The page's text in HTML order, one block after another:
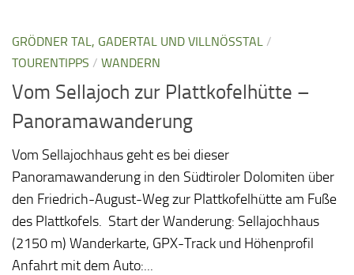
GRÖDNER TAL, GADERTAL UND VILLNÖSSTAL
/
TOURENTIPPS / WANDERN
Vom Sellajoch zur Plattkofelhütte –
Panoramawanderung
Vom Sellajochhaus geht es bei dieser
Panoramawanderung in den Südtiroler Dolomiten über
den Friedrich-August-Weg zur Plattkofelhütte am Fuße
des Plattkofels. Start der Wanderung: Sellajochhaus
(2150 m) Wanderkarte, GPX-Track und Höhenprofil
Anfahrt mit dem Auto:...